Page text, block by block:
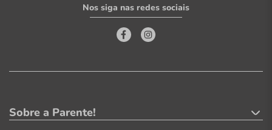
Nos siga nas redes sociais
Sobre a Parente!